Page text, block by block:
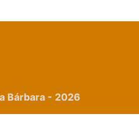
Bárbara - 2026